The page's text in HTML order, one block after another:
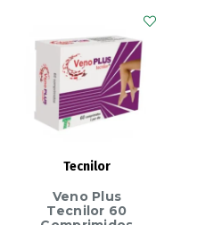
Tecnilor
Veno Plus
Tecnilor 60